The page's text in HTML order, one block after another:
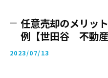
任意売却のメリッ
例【世田谷 不動産
2023/07/13